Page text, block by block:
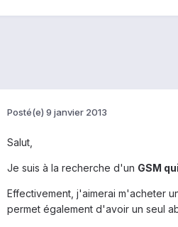
Posté(e) 9 janvier 2013
Salut,
Je suis à la recherche d'un GSM
Effectivement, j'aimerai m'acheter
permet également d'avoir un seul